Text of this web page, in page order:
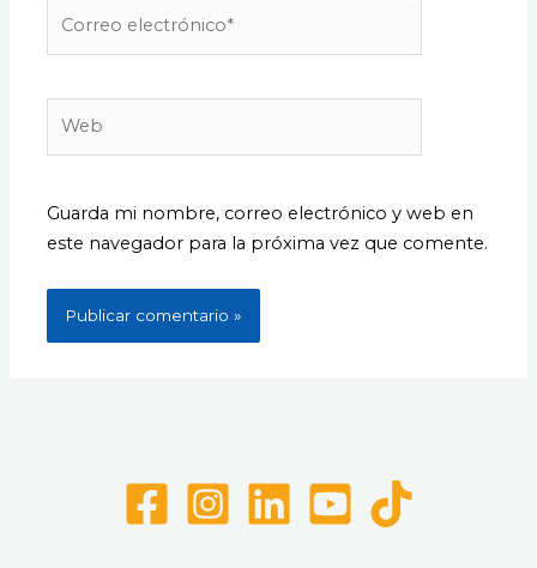
Guarda mi nombre, correo electrónico y web en
este navegador para la próxima vez que comente.